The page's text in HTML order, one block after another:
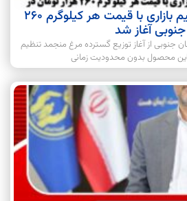
توزیع مرغ منجمد تنظیم بازاری با قیمت هر کیلوگرم ۲۶۰
آغاز شد
جنوبی از آغاز توزیع گسترده مرغ منجمد تنظیم
این محصول بدون محدودیت زمانی